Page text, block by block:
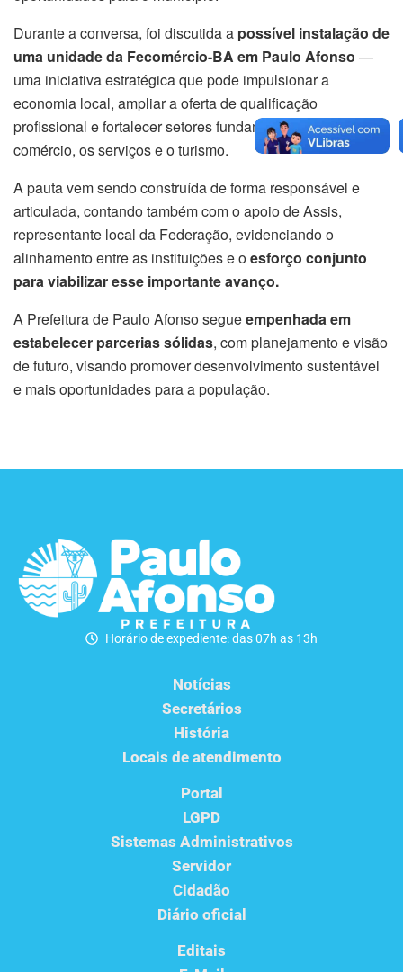
Durante a conversa, foi discutida a possível instalação de
uma unidade da Fecomércio-BA em Paulo Afonso —
uma iniciativa estratégica que pode impulsionar a
economia local, ampliar a oferta de qualificação
profissional e fortalecer setores fundamentais como o
comércio, os serviços e o turismo.
A pauta vem sendo construída de forma responsável e
articulada, contando também com o apoio de Assis,
representante local da Federação, evidenciando o
alinhamento entre as instituições e oesforço conjunto
para viabilizar esse importante avanço.
A Prefeitura de Paulo Afonso segueempenhada em
estabelecer parcerias sólidas, com planejamento e visão
de futuro, visando promover desenvolvimento sustentável
e mais oportunidades para a população.
Horário de expediente: das 07h as 13h
Notícias
Secretários
História
Locais de atendimento
Portal
LGPD
Sistemas Administrativos
Servidor
Cidadão
Diário oficial
Editais